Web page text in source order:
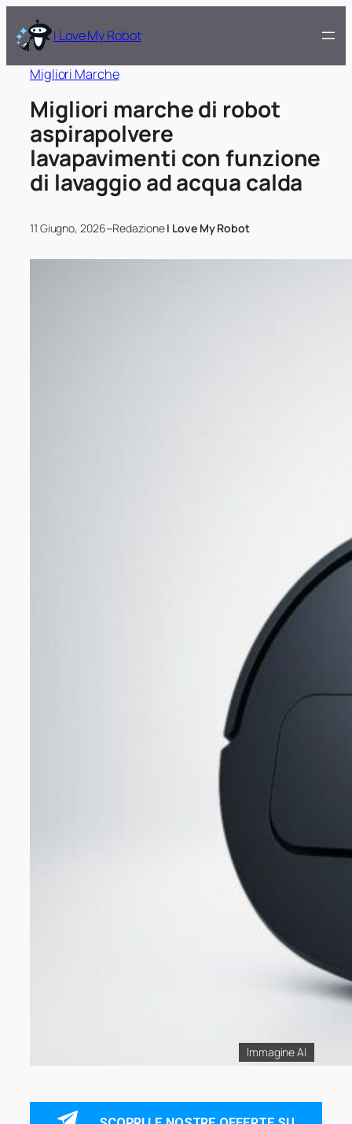
I Love My Robot
Migliori Marche
Migliori marche di robot
aspirapolvere
lavapavimenti con funzione
di lavaggio ad acqua calda
11 Giugno, 2026–RedazioneI Love My Robot
Immagine AI